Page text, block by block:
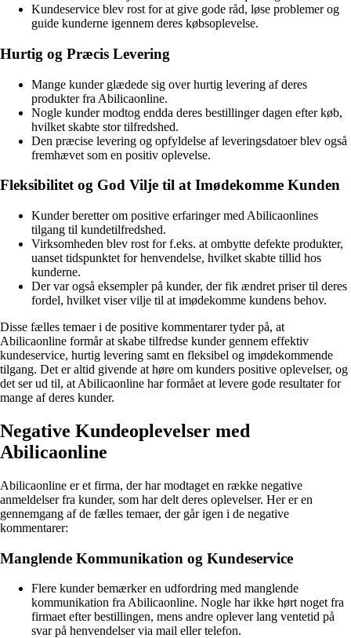
Kundeservice blev rost for at give gode råd, løse problemer og
guide kunderne igennem deres købsoplevelse.
Hurtig og Præcis Levering
Mange kunder glædede sig over hurtig levering af deres
produkter fra Abilicaonline.
Nogle kunder modtog endda deres bestillinger dagen efter køb,
hvilket skabte stor tilfredshed.
Den præcise levering og opfyldelse af leveringsdatoer blev også
fremhævet som en positiv oplevelse.
Fleksibilitet og God Vilje til at Imødekomme Kunden
Kunder beretter om positive erfaringer med Abilicaonlines
tilgang til kundetilfredshed.
Virksomheden blev rost for f.eks. at ombytte defekte produkter,
uanset tidspunktet for henvendelse, hvilket skabte tillid hos
kunderne.
Der var også eksempler på kunder, der fik ændret priser til deres
fordel, hvilket viser vilje til at imødekomme kundens behov.
Disse fælles temaer i de positive kommentarer tyder på, at
Abilicaonline formår at skabe tilfredse kunder gennem effektiv
kundeservice, hurtig levering samt en fleksibel og imødekommende
tilgang. Det er altid givende at høre om kunders positive oplevelser, og
det ser ud til, at Abilicaonline har formået at levere gode resultater for
mange af deres kunder.
Negative Kundeoplevelser med
Abilicaonline
Abilicaonline er et firma, der har modtaget en række negative
anmeldelser fra kunder, som har delt deres oplevelser. Her er en
gennemgang af de fælles temaer, der går igen i de negative
kommentarer:
Manglende Kommunikation og Kundeservice
Flere kunder bemærker en udfordring med manglende
kommunikation fra Abilicaonline. Nogle har ikke hørt noget fra
firmaet efter bestillingen, mens andre oplever lang ventetid på
svar på henvendelser via mail eller telefon.